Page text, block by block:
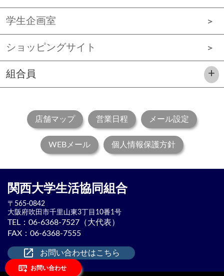
keyboard_external_input お問い合わせ
学生企画室
ショッピングサイト
組合員
店舗マップ 営業日程 メール設定
WEBメール 個人情報保護方針
関西大学生活協同組合
〒565-0842
大阪府吹田市千里山東3丁目10番1号
TEL： 06-6368-7527（大代表）
FAX：06-6368-7555
launch お問い合わせはこちら